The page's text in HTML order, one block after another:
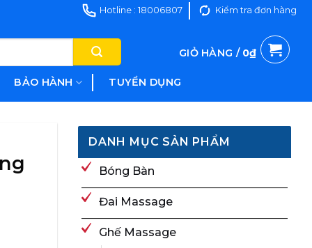
Hotline : 18006807 Kiểm tra đơn hàng
BẢO HÀNH TUYỂN DỤNG
GIỎ HÀNG / 0₫
DANH MỤC SẢN PHẨM
Bóng Bàn
Đai Massage
Ghế Massage